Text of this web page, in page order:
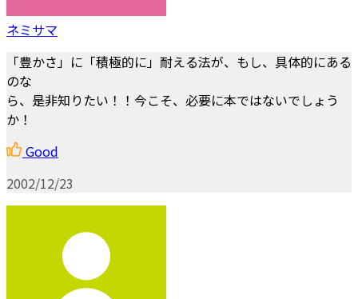
ネミサマ
「豊かさ」に「積極的に」耐える法が、もし、具体的にある
のな
ら、是非知りたい！！今こそ、必要に本ではないでしょう
か！
Good
2002/12/23